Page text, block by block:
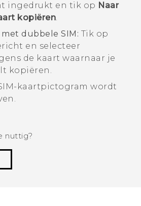
ingedrukt en tik op Naar
kopiëren.
met dubbele SIM: Tik op
en selecteer
de kaart waarnaar je
kopiëren.
-kaartpictogram wordt
nuttig?